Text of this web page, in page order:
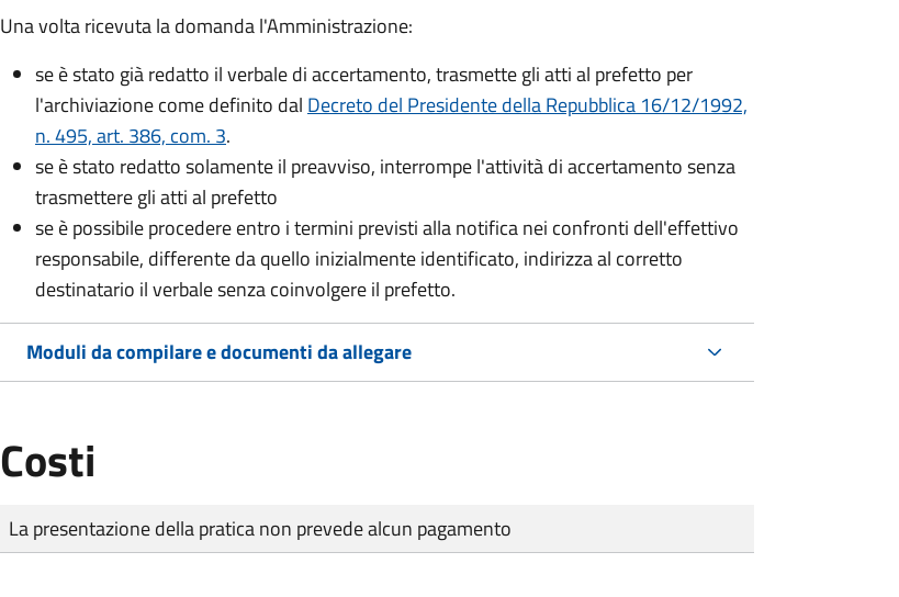
Una volta ricevuta la domanda l'Amministrazione:
se è stato già redatto il verbale di accertamento, trasmette gli atti al prefetto per
l'archiviazione come definito dal Decreto del Presidente della Repubblica 16/12/1992,
n. 495, art. 386, com. 3.
se è stato redatto solamente il preavviso, interrompe l'attività di accertamento senza
trasmettere gli atti al prefetto
se è possibile procedere entro i termini previsti alla notifica nei confronti dell'effettivo
responsabile, differente da quello inizialmente identificato, indirizza al corretto
destinatario il verbale senza coinvolgere il prefetto.
Moduli da compilare e documenti da allegare
Costi
Tipo di pagamento
Importo
La presentazione della pratica non prevede alcun pagamento